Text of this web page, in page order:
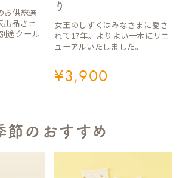
お供総選
出品させ
途クール
り
女王のしずくはみなさまに愛さ
れて17年。よりよい一本にリニ
ューアルいたしました。
¥3,900
節のおすすめ